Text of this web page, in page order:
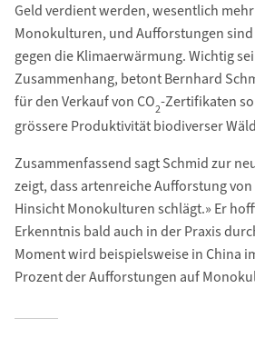
Geld verdient werden, wesentlich
Monokulturen, und Aufforstungen
gegen die Klimaerwärmung. Wichtig
Zusammenhang, betont Bernhard
für den Verkauf von CO2-Zertifikaten
grössere Produktivität biodiverser
Zusammenfassend sagt Schmid zur
zeigt, dass artenreiche Aufforstung
Hinsicht Monokulturen schlägt.» Er
Erkenntnis bald auch in der Praxis
Moment wird beispielsweise in China
Prozent der Aufforstungen auf